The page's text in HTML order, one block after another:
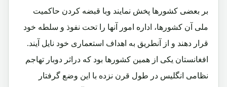
بر بعضی کشورها پخش نمایند وبا قبضه کردن حاکمیت
ملی آن کشورها، اداره امور آنها را تحت نفوذ و سلطه خود
قرار دهند و از آنطریق به اهداف استعماری خود نایل آیند.
افغانستان یکی از همین کشورها بود که دراثر دوبار تهاجم
نظامی انگلیس در طول قرن نزده با این وضع گرفتار